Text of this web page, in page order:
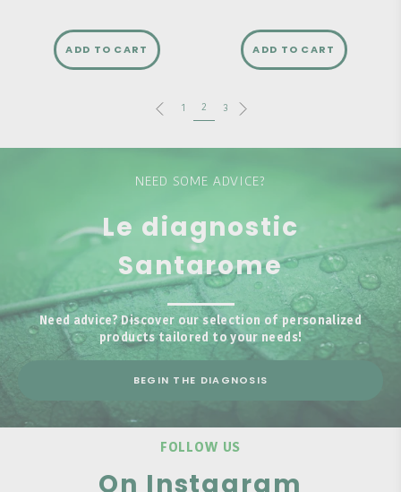
ADD TO CART ADD TO CART
1 2 3
NEED SOME ADVICE?
Le diagnostic
Santarome
Need advice? Discover our selection of personalized
products tailored to your needs!
BEGIN THE DIAGNOSIS
FOLLOW US
On Instagram